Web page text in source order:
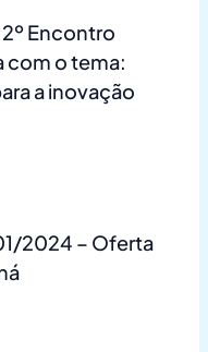
Encontro
com o tema:
a inovação
2024 – Oferta